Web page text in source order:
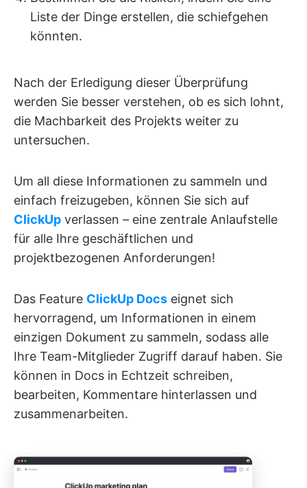
Liste der Dinge erstellen, die schiefgehen
könnten.
Nach der Erledigung dieser Überprüfung
werden Sie besser verstehen, ob es sich lohnt,
die Machbarkeit des Projekts weiter zu
untersuchen.
Um all diese Informationen zu sammeln und
einfach freizugeben, können Sie sich auf
ClickUp verlassen – eine zentrale Anlaufstelle
für alle Ihre geschäftlichen und
projektbezogenen Anforderungen!
Das Feature ClickUp Docs eignet sich
hervorragend, um Informationen in einem
einzigen Dokument zu sammeln, sodass alle
Ihre Team-Mitglieder Zugriff darauf haben. Sie
können in Docs in Echtzeit schreiben,
bearbeiten, Kommentare hinterlassen und
zusammenarbeiten.